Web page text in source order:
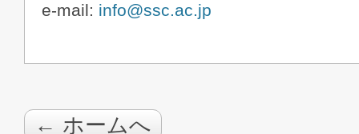
e-mail: info@ssc.ac.jp
← ホームへ